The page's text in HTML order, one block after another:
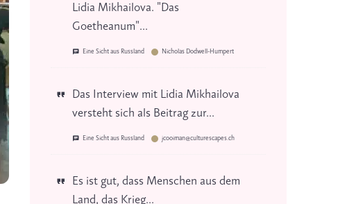
Lidia Mikhailova. "Das
Goetheanum"...
Eine Sicht aus Russland Nicholas Dodwell-Humpert
Das Interview mit Lidia Mikhailova
versteht sich als Beitrag zur...
Eine Sicht aus Russland jcooiman@culturescapes.ch
Es ist gut, dass Menschen aus dem
Land, das Krieg...